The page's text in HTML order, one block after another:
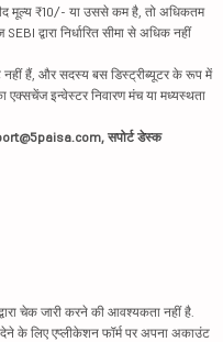
मूल्य ₹10/- या उससे कम है, तो अधिकतम
द्वारा निर्धारित सीमा से अधिक नहीं
हैं, और सदस्य बस डिस्ट्रीब्यूटर के रूप में
एक्सचेंज इन्वेस्टर निवारण मंच या मध्यस्थता
सपोर्ट डेस्क
चेक जारी करने की आवश्यकता नहीं है.
के लिए एप्लीकेशन फॉर्म पर अपना अकाउंट